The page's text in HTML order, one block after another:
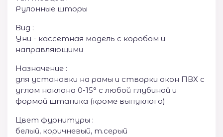
Рулонные шторы
Вид :
Уни - кассетная модель с коробом и
направляющими
Назначение :
для установки на рамы и створки окон ПВХ с
углом наклона 0-15° с любой глубиной и
формой штапика (кроме выпуклого)
Цвет фурнитуры :
белый, коричневый, т.серый